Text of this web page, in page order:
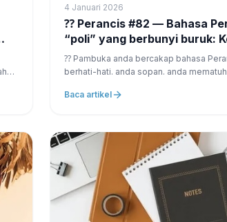
4 Januari 2026
⁇ Perancis #82 — Bahasa Perancis
“poli” yang berbunyi buruk:
yang tidak kelihatan dari
bahasa Inggeris
⁇ Pambuka anda bercakap bahasa Perancis. anda
berhati-hati. anda sopan. anda
bukan tahap anda. itu bukan tatabahasa
Baca artikel